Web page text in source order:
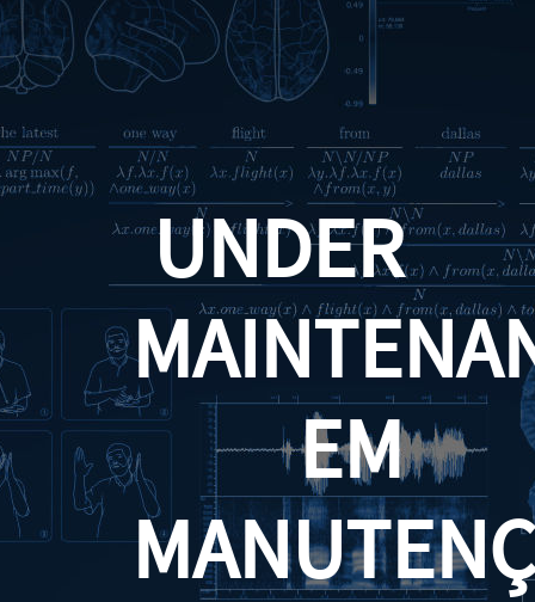
UNDER
EM